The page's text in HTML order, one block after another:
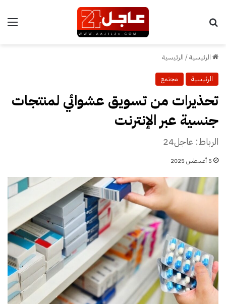
الرئيسية/ الرئيسية
الرئيسية مجتمع
تحذيرات من تسويق عشوائي لمنتجات
جنسية عبر الإنترنت
الرباط: عاجل24
5 أغسطس 2025